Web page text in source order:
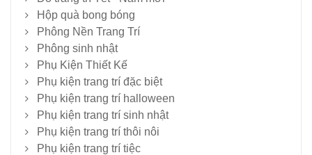
Hộp quà bong bóng
Phông Nền Trang Trí
Phông sinh nhật
Phụ Kiện Thiết Kế
Phụ kiện trang trí đặc biệt
Phụ kiện trang trí halloween
Phụ kiện trang trí sinh nhật
Phụ kiện trang trí thôi nôi
Phụ kiện trang trí tiệc